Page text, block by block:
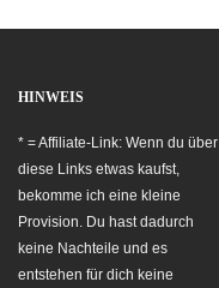
HINWEIS
* = Affiliate-Link: Wenn du über
diese Links etwas kaufst,
bekomme ich eine kleine
Provision. Du hast dadurch
keine Nachteile und es
entstehen für dich keine